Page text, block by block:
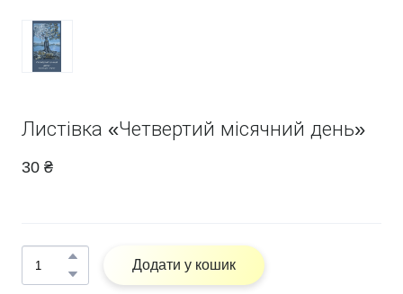
Листівка «Четвертий місячний день»
30 ₴
Додати у кошик